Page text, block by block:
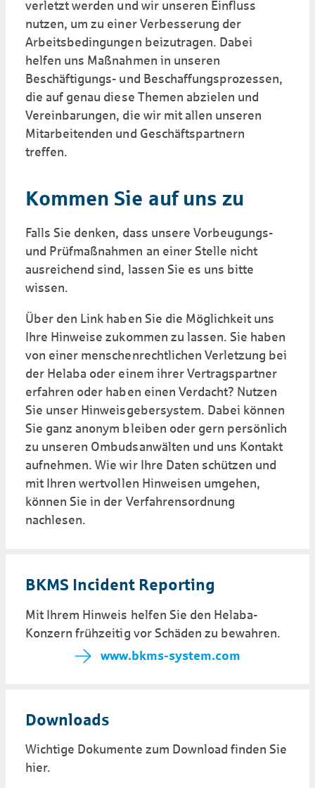
verletzt werden und wir unseren Einfluss
nutzen, um zu einer Verbesserung der
Arbeitsbedingungen beizutragen. Dabei
helfen uns Maßnahmen in unseren
Beschäftigungs- und Beschaffungsprozessen,
die auf genau diese Themen abzielen und
Vereinbarungen, die wir mit allen unseren
Mitarbeitenden und Geschäftspartnern
treffen.
Kommen Sie auf uns zu
Falls Sie denken, dass unsere Vorbeugungs-
und Prüfmaßnahmen an einer Stelle nicht
ausreichend sind, lassen Sie es uns bitte
wissen.
Über den Link haben Sie die Möglichkeit uns
Ihre Hinweise zukommen zu lassen. Sie haben
von einer menschenrechtlichen Verletzung bei
der Helaba oder einem ihrer Vertragspartner
erfahren oder haben einen Verdacht? Nutzen
Sie unser Hinweisgeber­system. Dabei können
Sie ganz anonym bleiben oder gern persönlich
zu unseren Ombudsanwälten und uns Kontakt
aufnehmen. Wie wir Ihre Daten schützen und
mit Ihren wertvollen Hinweisen umgehen,
können Sie in der Verfahrensordnung
nachlesen.
BKMS Incident Reporting
Mit Ihrem Hinweis helfen Sie den Helaba-
Konzern frühzeitig vor Schäden zu bewahren.
www.bkms-system.com
Downloads
Wichtige Dokumente zum Download finden Sie
hier.